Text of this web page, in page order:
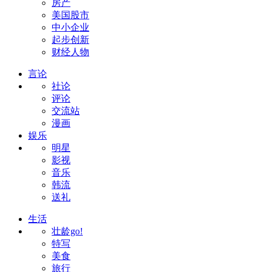
房产
美国股市
中小企业
起步创新
财经人物
言论
社论
评论
交流站
漫画
娱乐
明星
影视
音乐
韩流
送礼
生活
壮龄go!
特写
美食
旅行